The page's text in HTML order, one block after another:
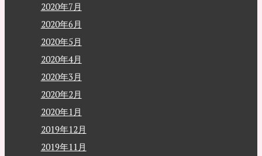
2020年7月
2020年6月
2020年5月
2020年4月
2020年3月
2020年2月
2020年1月
2019年12月
2019年11月